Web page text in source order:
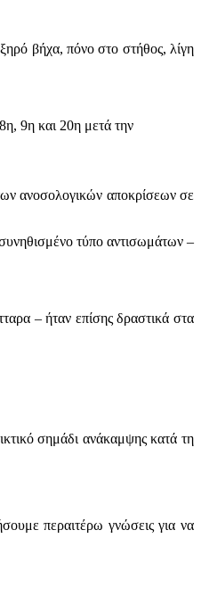
βήχα, πόνο στο στήθος, λίγη
9η και 20η μετά την
ανοσολογικών αποκρίσεων σε
τύπο αντισωμάτων –
– ήταν επίσης δραστικά στα
σημάδι ανάκαμψης κατά τη
περαιτέρω γνώσεις για να